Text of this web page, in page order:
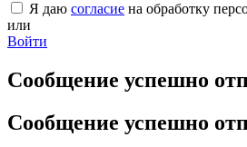
Я даю согласие на обработку
или
Войти
Сообщение успешно
Сообщение успешно